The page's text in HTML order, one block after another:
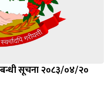
सूचना २०८३/०४/२०